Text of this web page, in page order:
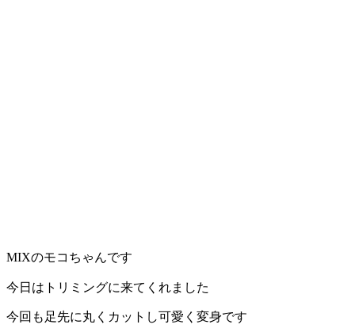
ッ
ト
サ
MIXのモコちゃんです
今日はトリミングに来てくれました
今回も足先に丸くカットし可愛く変身です